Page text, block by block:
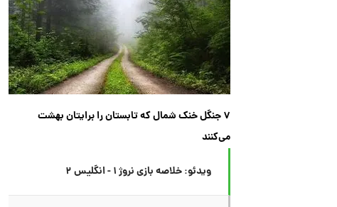
۷ جنگل خنک شمال که تابستان را برایتان بهشت
می‌کنند
ویدئو: خلاصه بازی نروژ ۱ - انگلیس ۲